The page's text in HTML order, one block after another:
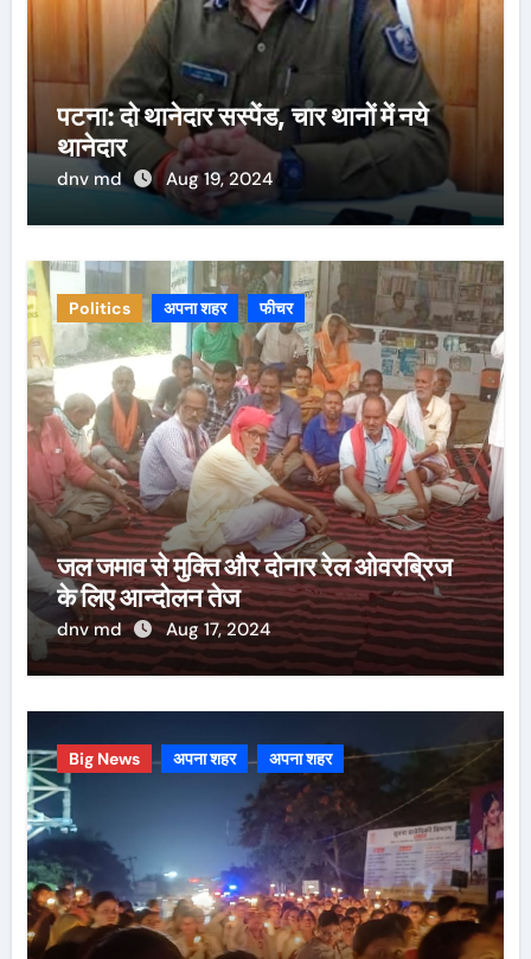
पटना: दो थानेदार सस्पेंड, चार थानों में नये
थानेदार
dnv md Aug 19, 2024
Politics अपना शहर फीचर
जल जमाव से मुक्ति और दोनार रेल ओवरब्रिज
के लिए आन्दोलन तेज
dnv md Aug 17, 2024
Big News अपना शहर अपना शहर